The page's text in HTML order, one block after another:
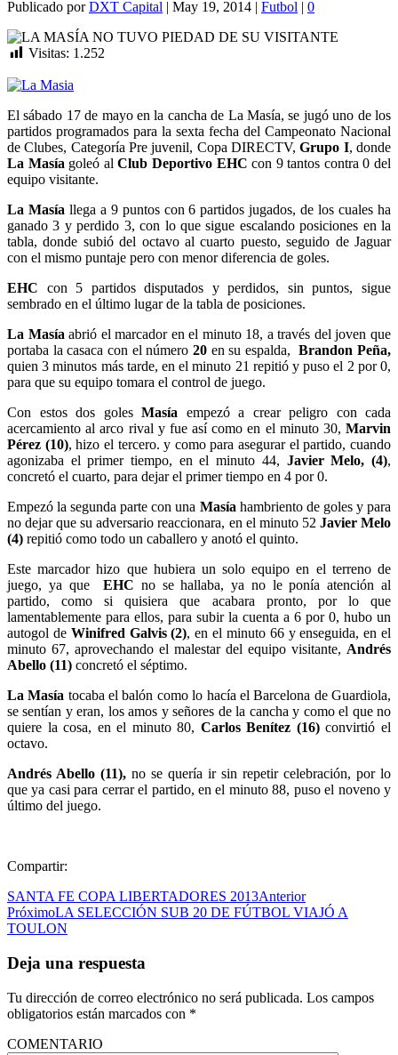
Publicado porDXT Capital | May 19, 2014 | Futbol | 0
Visitas: 1.252
El sábado 17 de mayo en la cancha de La Masía, se jugó uno de los
partidos programados para la sexta fecha del Campeonato Nacional
de Clubes, Categoría Pre juvenil, Copa DIRECTV,Grupo I, donde
La Masía goleó alClub Deportivo EHC con 9 tantos contra 0 del
equipo visitante.
La Masía llega a 9 puntos con 6 partidos jugados, de los cuales ha
ganado 3 y perdido 3, con lo que sigue escalando posiciones en la
tabla, donde subió del octavo al cuarto puesto, seguido de Jaguar
con el mismo puntaje pero con menor diferencia de goles.
EHC con 5 partidos disputados y perdidos, sin puntos, sigue
sembrado en el último lugar de la tabla de posiciones.
La Masía abrió el marcador en el minuto 18, a través del joven que
portaba la casaca con el número 20 en su espalda,
Brandon Peña,
quien 3 minutos más tarde, en el minuto 21 repitió y puso el 2 por 0,
para que su equipo tomara el control de juego.
Con estos dos goles Masía empezó a crear peligro con cada
acercamiento al arco rival y fue así como en el minuto 30, Marvin
Pérez (10), hizo el tercero. y como para asegurar el partido, cuando
agonizaba el primer tiempo, en el minuto 44, Javier Melo, (4),
concretó el cuarto, para dejar el primer tiempo en 4 por 0.
Empezó la segunda parte con una Masía hambriento de goles y para
no dejar que su adversario reaccionara, en el minuto 52 Javier Melo
(4) repitió como todo un caballero y anotó el quinto.
Este marcador hizo que hubiera un solo equipo en el terreno de
juego, ya queEHC no se hallaba, ya no le ponía atención al
partido, como si quisiera que acabara pronto, por lo que
lamentablemente para ellos, para subir la cuenta a 6 por 0, hubo un
autogol de Winifred Galvis (2), en el minuto 66 y enseguida, en el
minuto 67, aprovechando el malestar del equipo visitante, Andrés
Abello (11) concretó el séptimo.
La Masía tocaba el balón como lo hacía el Barcelona de Guardiola,
se sentían y eran, los amos y señores de la cancha y como el que no
quiere la cosa, en el minuto 80, Carlos Benítez (16)convirtió el
octavo.
Andrés Abello (11), no se quería ir sin repetir celebración, por lo
que ya casi para cerrar el partido, en el minuto 88, puso el noveno y
último del juego.
Compartir:
SANTA FE COPA LIBERTADORES 2013Anterior
PróximoLA SELECCIÓN SUB 20 DE FÚTBOL VIAJÓ A
TOULON
Deja una respuesta
Tu dirección de correo electrónico no será publicada. Los campos
obligatorios están marcados con *
COMENTARIO